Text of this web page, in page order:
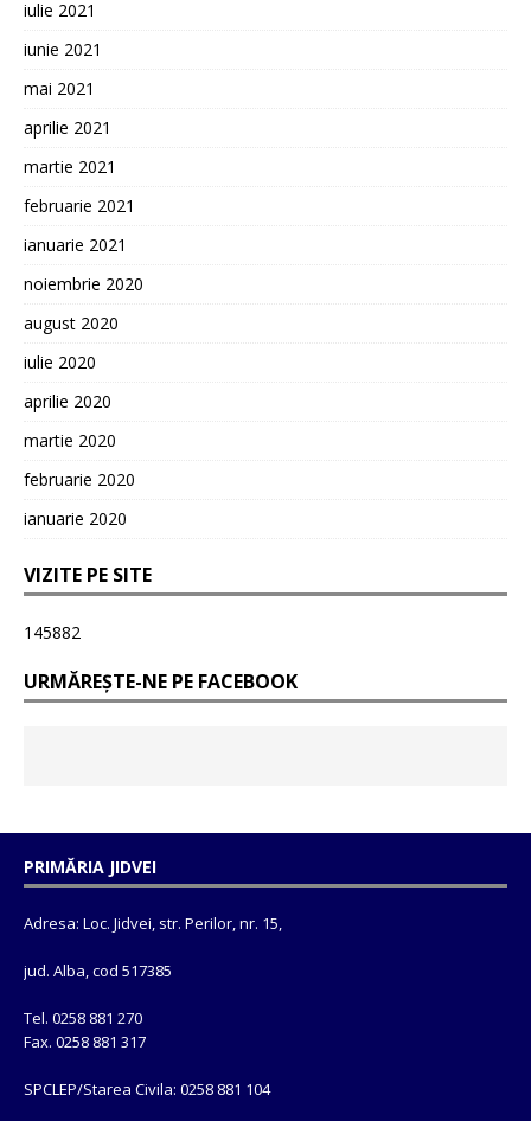
iulie 2021
iunie 2021
mai 2021
aprilie 2021
martie 2021
februarie 2021
ianuarie 2021
noiembrie 2020
august 2020
iulie 2020
aprilie 2020
martie 2020
februarie 2020
ianuarie 2020
VIZITE PE SITE
145882
URMĂREȘTE-NE PE FACEBOOK
PRIMĂRIA JIDVEI
Adresa: Loc. Jidvei, str. Perilor, nr. 15,
jud. Alba, cod 517385
Tel. 0258 881 270
Fax. 0258 881 317
SPCLEP/Starea Civila: 0258 881 104